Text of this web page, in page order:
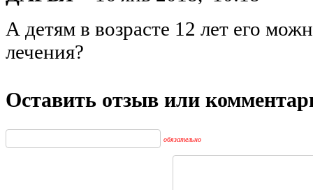
А детям в возрасте 12 лет его
лечения?
Оставить отзыв или
обязательно